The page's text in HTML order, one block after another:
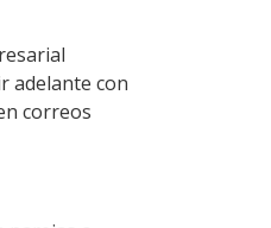
adelante con
correos